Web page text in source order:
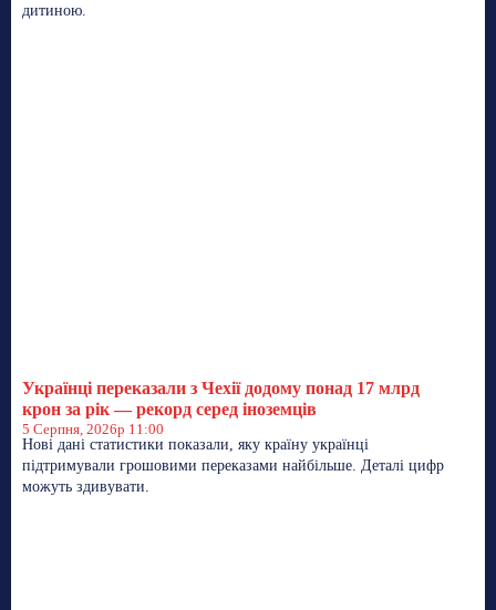
дитиною.
Українці переказали з Чехії додому понад 17 млрд
крон за рік — рекорд серед іноземців
5 Серпня, 2026р 11:00
Нові дані статистики показали, яку країну українці
підтримували грошовими переказами найбільше. Деталі цифр
можуть здивувати.